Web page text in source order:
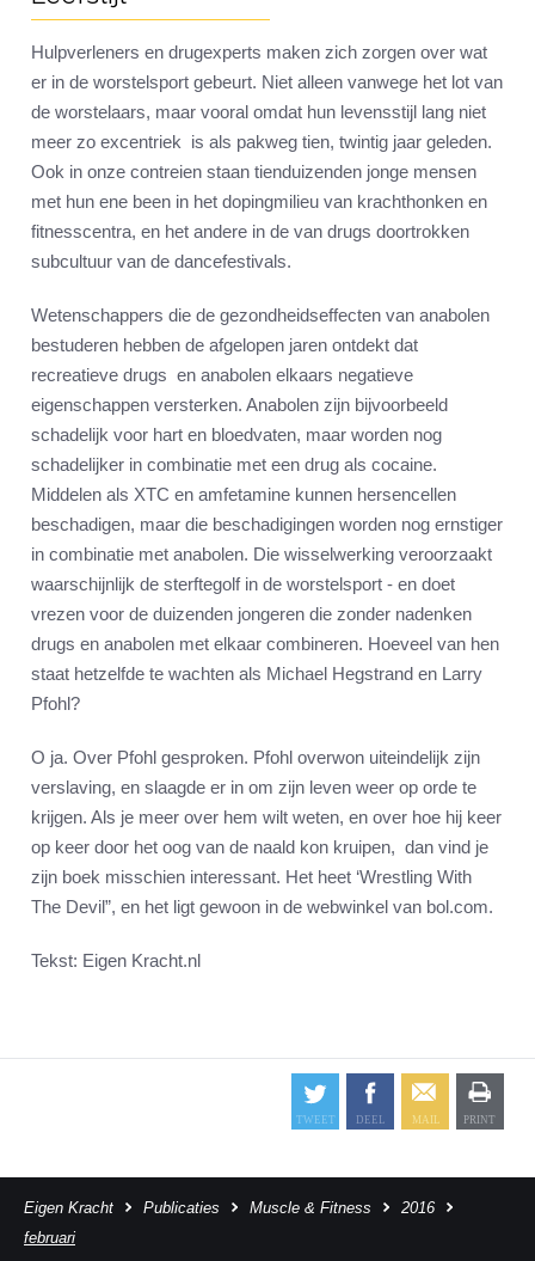
Hulpverleners en drugexperts maken zich zorgen over wat
er in de worstelsport gebeurt. Niet alleen vanwege het lot van
de worstelaars, maar vooral omdat hun levensstijl lang niet
meer zo excentriek is als pakweg tien, twintig jaar geleden.
Ook in onze contreien staan tienduizenden jonge mensen
met hun ene been in het dopingmilieu van krachthonken en
fitnesscentra, en het andere in de van drugs doortrokken
subcultuur van de dancefestivals.
Wetenschappers die de gezondheidseffecten van anabolen
bestuderen hebben de afgelopen jaren ontdekt dat
recreatieve drugs en anabolen elkaars negatieve
eigenschappen versterken. Anabolen zijn bijvoorbeeld
schadelijk voor hart en bloedvaten, maar worden nog
schadelijker in combinatie met een drug als cocaine.
Middelen als XTC en amfetamine kunnen hersencellen
beschadigen, maar die beschadigingen worden nog ernstiger
in combinatie met anabolen. Die wisselwerking veroorzaakt
waarschijnlijk de sterftegolf in de worstelsport - en doet
vrezen voor de duizenden jongeren die zonder nadenken
drugs en anabolen met elkaar combineren. Hoeveel van hen
staat hetzelfde te wachten als Michael Hegstrand en Larry
Pfohl?
O ja. Over Pfohl gesproken. Pfohl overwon uiteindelijk zijn
verslaving, en slaagde er in om zijn leven weer op orde te
krijgen. Als je meer over hem wilt weten, en over hoe hij keer
op keer door het oog van de naald kon kruipen, dan vind je
zijn boek misschien interessant. Het heet ‘Wrestling With
The Devil”, en het ligt gewoon in de webwinkel van bol.com.
Tekst: Eigen Kracht.nl
Eigen Kracht Publicaties Muscle & Fitness
2016
februari